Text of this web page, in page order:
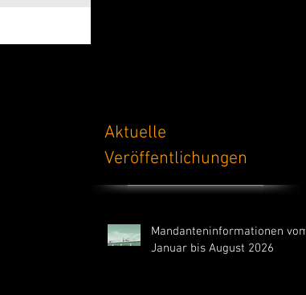
Aktuelle
Veröffentlichungen
Mandanteninformationen vom
Januar bis August 2026